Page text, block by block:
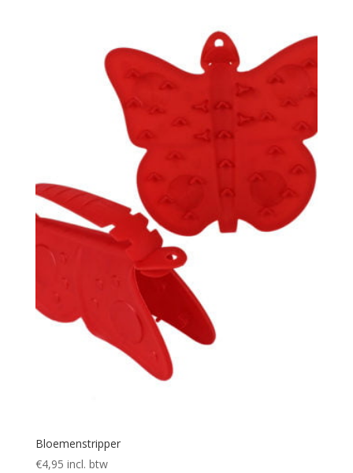
Bloemenstripper
€4,95 incl. btw